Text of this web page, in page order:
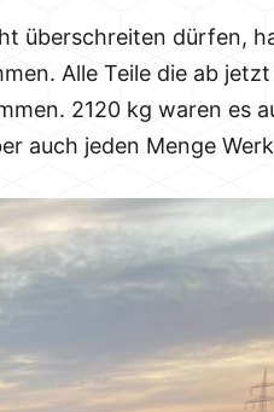
überschreiten dürfen,
Alle Teile die ab
2120 kg waren es
auch jeden Menge